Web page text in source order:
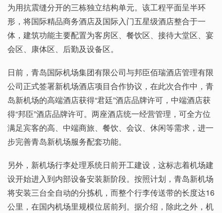
为用抗震缝分开的三栋独立结构单元。该工程平面呈半环
形，将国际精品商务酒店及国际入门五星级酒店整合于一
体，建筑功能主要配置为客房区、餐饮区、接待大堂区、宴
会区、康体区、后勤及设备区。
日前，青岛国际机场集团有限公司与邦臣佰瑞酒店管理有限
公司正式签署新机场酒店项目合作协议，在此次合作中，青
岛新机场的高端酒店获得“君廷”酒店品牌许可，中端酒店获
得“邦臣”酒店品牌许可。两座酒店统一经营管理，可全方位
满足宾客的高、中端商旅、餐饮、会议、休闲等需求，进一
步完善青岛新机场服务配套功能。
另外，新机场行李处理系统日前开工建设，这标志着机场建
设开始进入到内部设备安装新阶段。按照计划，青岛新机场
将安装三台全自动的分拣机，而整个行李传送带的长度达16
公里，在国内机场里规模位居前列。据介绍，除此之外，机